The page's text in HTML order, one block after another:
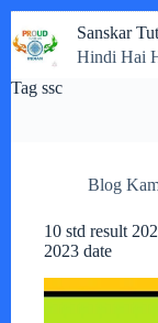
to
content
Sanskar
Hindi Hai
Tag ssc
Blog
10 std result
2023 date